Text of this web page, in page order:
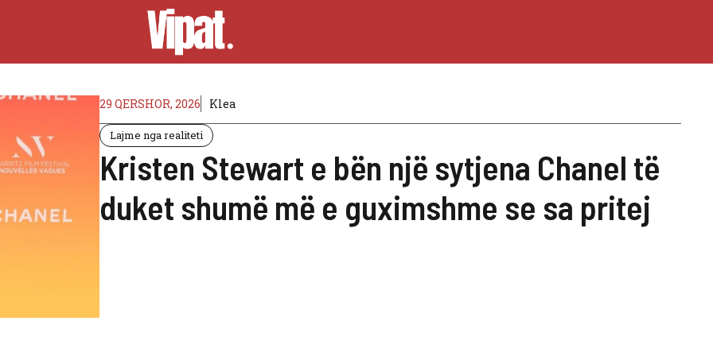
29 QERSHOR, 2026 Klea
Lajme nga realiteti
Kristen Stewart e bën një sytjena Chanel të
duket shumë më e guximshme se sa pritej